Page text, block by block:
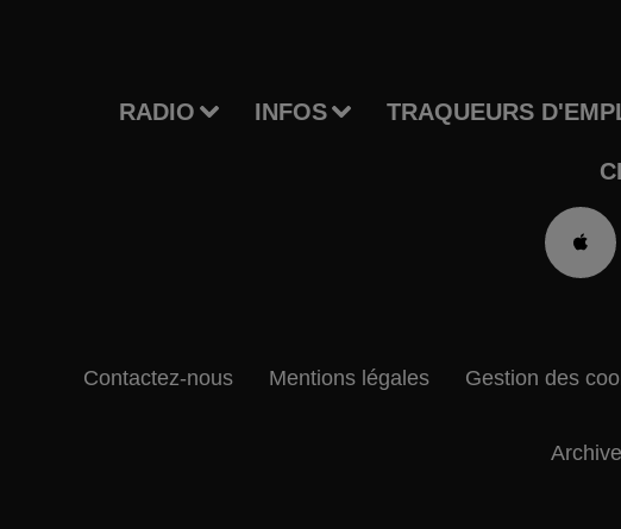
RADIO INFOS TRAQUEURS
Contactez-nous Mentions légales Gestion des